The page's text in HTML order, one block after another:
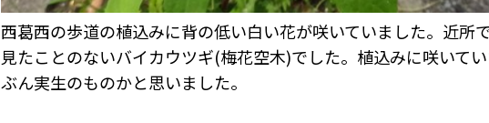
西葛西の歩道の植込みに背の低い白い花が咲いていました。近所
見たことのないバイカウツギ(梅花空木)でした。植込みに咲いて
ぶん実生のものかと思いました。